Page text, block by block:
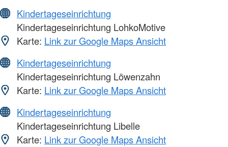
Kindertageseinrichtung
Kindertageseinrichtung LohkoMotive
Karte: Link zur Google Maps Ansicht
Kindertageseinrichtung
Kindertageseinrichtung Löwenzahn
Karte: Link zur Google Maps Ansicht
Kindertageseinrichtung
Kindertageseinrichtung Libelle
Karte: Link zur Google Maps Ansicht